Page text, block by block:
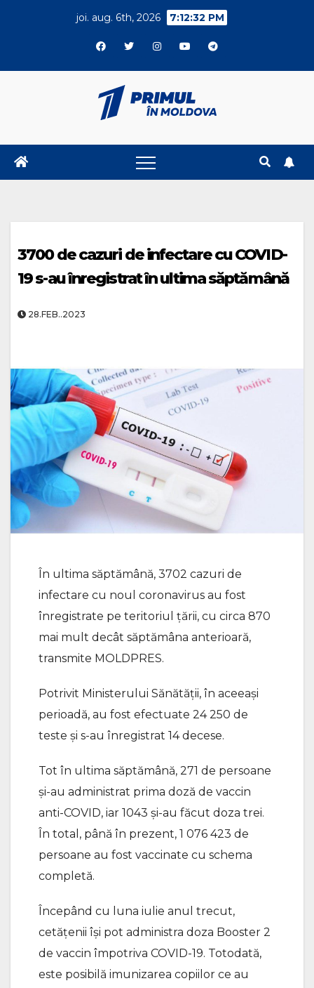
joi. aug. 6th, 2026 7:12:32 PM
3700 de cazuri de infectare cu COVID-
19 s-au înregistrat în ultima săptămână
28.FEB..2023
În ultima săptămână, 3702 cazuri de
infectare cu noul coronavirus au fost
înregistrate pe teritoriul țării, cu circa 870
mai mult decât săptămâna anterioară,
transmite MOLDPRES.
Potrivit Ministerului Sănătății, în aceeași
perioadă, au fost efectuate 24 250 de
teste și s-au înregistrat 14 decese.
Tot în ultima săptămână, 271 de persoane
și-au administrat prima doză de vaccin
anti-COVID, iar 1043 și-au făcut doza trei.
În total, până în prezent, 1 076 423 de
persoane au fost vaccinate cu schema
completă.
Începând cu luna iulie anul trecut,
cetățenii își pot administra doza Booster 2
de vaccin împotriva COVID-19. Totodată,
este posibilă imunizarea copiilor ce au